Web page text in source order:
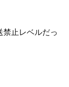
禁止レベルだっ